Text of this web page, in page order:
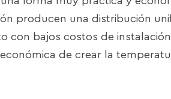
producen una distribución
con bajos costos de
de crear la